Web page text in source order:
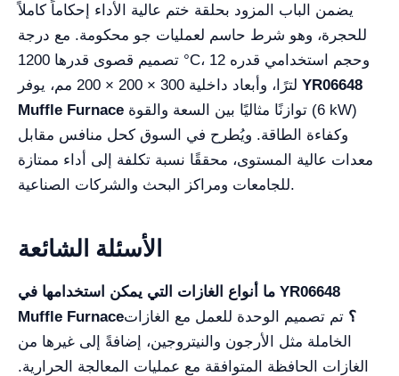
يضمن الباب المزود بحلقة ختم عالية الأداء إحكاماً كاملاً
للحجرة، وهو شرط حاسم لعمليات جو محكومة. مع درجة
تصميم قصوى قدرها 1200 °C، وحجم استخدامي قدره 12
YR06648
Muffle Furnace
وكفاءة الطاقة. ويُطرح في السوق كحل منافس مقابل
معدات عالية المستوى، محققًا نسبة تكلفة إلى أداء ممتازة
للجامعات ومراكز البحث والشركات الصناعية.
الأسئلة الشائعة
ما أنواع الغازات التي يمكن استخدامها في YR06648
Muffle Furnace؟ تم تصميم الوحدة للعمل مع الغازات
الخاملة مثل الأرجون والنيتروجين، إضافةً إلى غيرها من
الغازات الحافظة المتوافقة مع عمليات المعالجة الحرارية.